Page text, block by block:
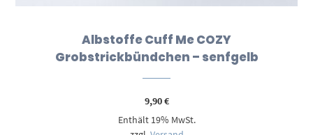
Albstoffe Cuff Me COZY
Grobstrickbündchen – senfgelb
9,90€
Enthält 19% MwSt.